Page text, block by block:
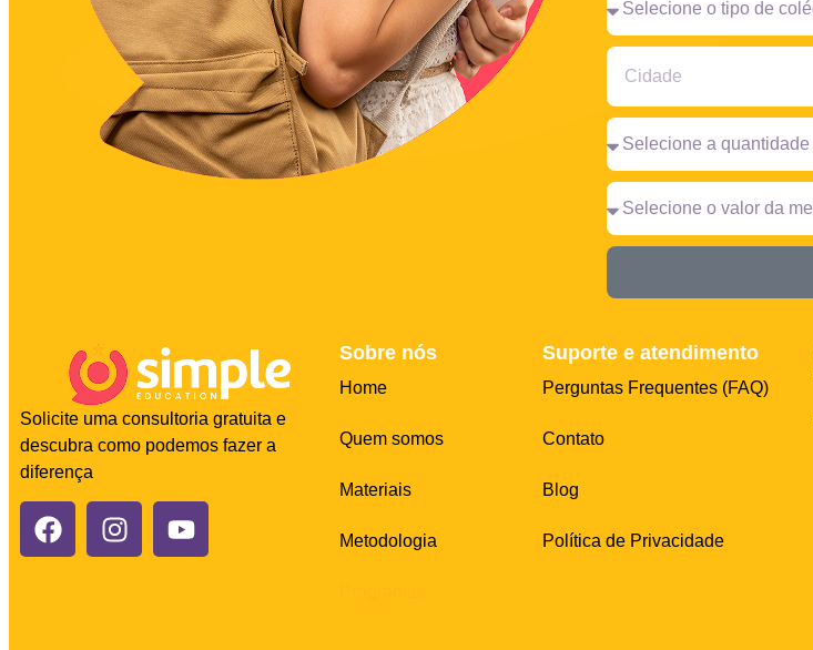
Solicite uma consultoria gratuita e
descubra como podemos fazer a
diferença
Sobre nós
Home
Quem somos
Materiais
Metodologia
Suporte e atendimento
Perguntas Frequentes (FAQ)
Contato
Blog
Política de Privacidade